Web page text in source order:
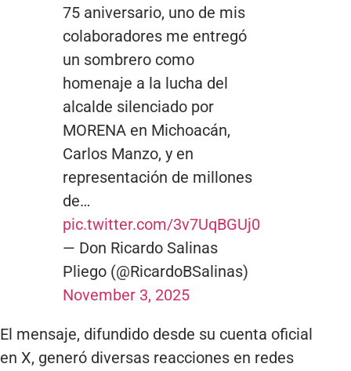
75 aniversario, uno de mis
colaboradores me entregó
un sombrero como
homenaje a la lucha del
alcalde silenciado por
MORENA en Michoacán,
Carlos Manzo, y en
representación de millones
de…
pic.twitter.com/3v7UqBGUj0
— Don Ricardo Salinas
Pliego (@RicardoBSalinas)
November 3, 2025
El mensaje, difundido desde su cuenta oficial
en X, generó diversas reacciones en redes